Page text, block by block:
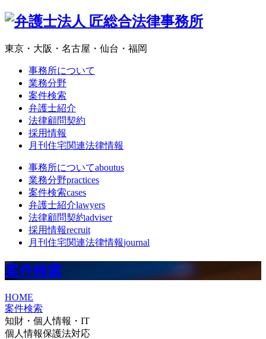
東京・大阪・名古屋・仙台・福岡
事務所について
業務分野
案件検索
弁護士紹介
法律顧問契約
採用情報
月刊住宅関連法律情報
事務所についてaboutus
業務分野practices
案件検索cases
弁護士紹介lawyers
法律顧問契約adviser
採用情報recruit
月刊住宅関連法律情報journal
案件検索
HOME
案件検索
知財・個人情報・IT
個人情報保護法対応